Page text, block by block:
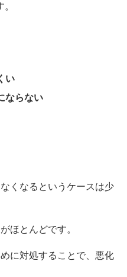
い
ならない
くなるというケースは少
ほとんどです。
に対処することで、悪化